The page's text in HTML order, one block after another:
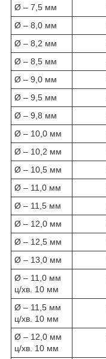
Ø – 7,5 мм
Ø – 8,0 мм
Ø – 8,2 мм
Ø – 8,5 мм
Ø – 9,0 мм
Ø – 9,5 мм
Ø – 9,8 мм
Ø – 10,0 мм
Ø – 10,2 мм
Ø – 10,5 мм
Ø – 11,0 мм
Ø – 11,5 мм
Ø – 12,0 мм
Ø – 12,5 мм
Ø – 13,0 мм
Ø – 11,0 мм
ц/хв. 10 мм
Ø – 11,5 мм
ц/хв. 10 мм
Ø – 12,0 мм
ц/хв. 10 мм